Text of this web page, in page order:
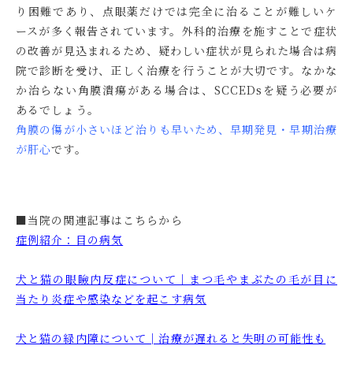
り困難であり、点眼薬だけでは完全に治ることが難しいケ
ースが多く報告されています。外科的治療を施すことで症状
の改善が見込まれるため、疑わしい症状が見られた場合は病
院で診断を受け、正しく治療を行うことが大切です。なかな
か治らない角膜潰瘍がある場合は、SCCEDsを疑う必要が
あるでしょう。
角膜の傷が小さいほど治りも早いため、早期発見・早期治療
が肝心です。
■当院の関連記事はこちらから
症例紹介：目の病気
犬と猫の眼瞼内反症について｜まつ毛やまぶたの毛が目に
当たり炎症や感染などを起こす病気
犬と猫の緑内障について│治療が遅れると失明の可能性も